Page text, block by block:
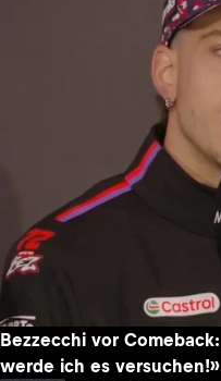
Bezzecchi vor
werde ich es versuchen!»